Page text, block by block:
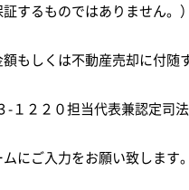
するものではありません。
もしくは不動産売却に付
-１２２０担当代表兼認定司
にご入力をお願い致します。